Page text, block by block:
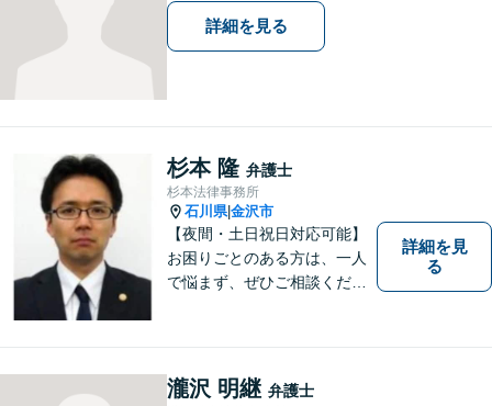
詳細を見る
杉本 隆 弁護士
杉本法律事務所
石川県|金沢市
【夜間・土日祝日対応可能】
お困りごとのある方は、一人
で悩まず、ぜひご相談くださ
さい（相談料：１時間５5００
円(税込））
詳細を見
る
瀧沢 明継 弁護士